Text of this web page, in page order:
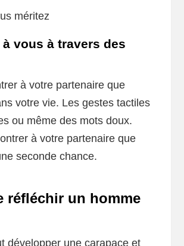
méritez
vous à travers des
à votre partenaire que
votre vie. Les gestes tactiles
ou même des mots doux.
à votre partenaire que
seconde chance.
réfléchir un homme
développer une carapace et